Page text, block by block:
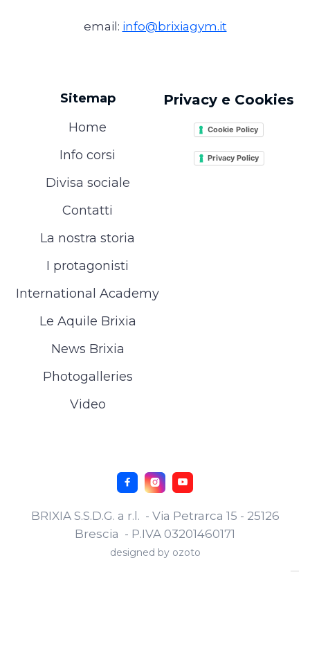
email: info@brixiagym.it
Sitemap
Home
Info corsi
Divisa sociale
Contatti
La nostra storia
I protagonisti
International Academy
Le Aquile Brixia
News Brixia
Photogalleries
Video
Privacy e Cookies
Cookie Policy
Privacy Policy
BRIXIA S.S.D.G. a r.l. - Via Petrarca 15 - 25126
Brescia - P.IVA 03201460171
designed by ozoto
  